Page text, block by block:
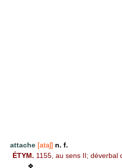
attache [ataʃ] n. f.
ÉTYM. 1155, au sens II; déverbal
❖